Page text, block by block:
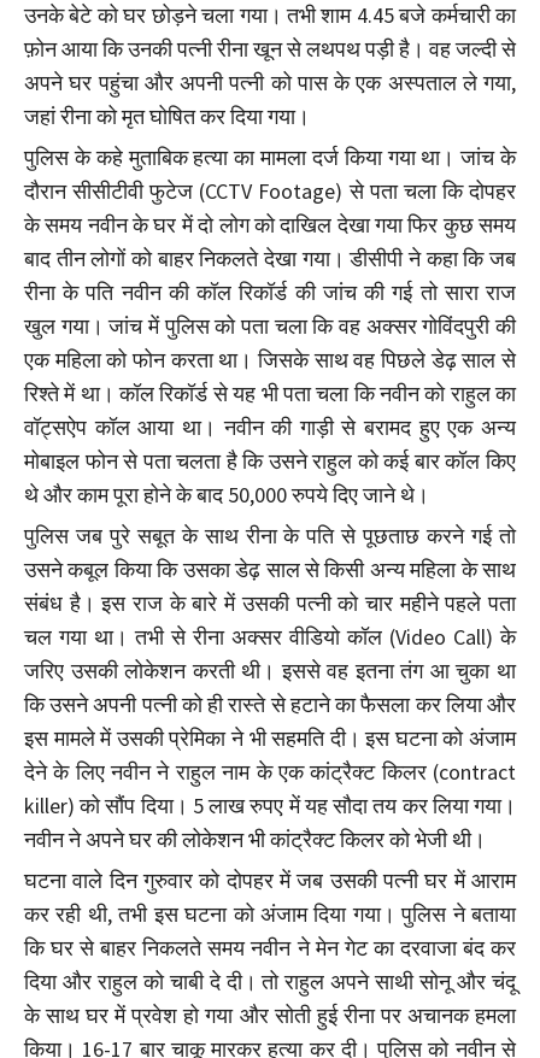
उनके बेटे को घर छोड़ने चला गया। तभी शाम 4.45 बजे कर्मचारी का
फ़ोन आया कि उनकी पत्नी रीना खून से लथपथ पड़ी है। वह जल्दी से
अपने घर पहुंचा और अपनी पत्नी को पास के एक अस्पताल ले गया,
जहां रीना को मृत घोषित कर दिया गया।
पुलिस के कहे मुताबिक हत्या का मामला दर्ज किया गया था। जांच के
दौरान सीसीटीवी फुटेज (CCTV Footage) से पता चला कि दोपहर
के समय नवीन के घर में दो लोग को दाखिल देखा गया फिर कुछ समय
बाद तीन लोगों को बाहर निकलते देखा गया। डीसीपी ने कहा कि जब
रीना के पति नवीन की कॉल रिकॉर्ड की जांच की गई तो सारा राज
खुल गया। जांच में पुलिस को पता चला कि वह अक्सर गोविंदपुरी की
एक महिला को फोन करता था। जिसके साथ वह पिछले डेढ़ साल से
रिश्ते में था। कॉल रिकॉर्ड से यह भी पता चला कि नवीन को राहुल का
वॉट्सऐप कॉल आया था। नवीन की गाड़ी से बरामद हुए एक अन्य
मोबाइल फोन से पता चलता है कि उसने राहुल को कई बार कॉल किए
थे और काम पूरा होने के बाद 50,000 रुपये दिए जाने थे।
पुलिस जब पुरे सबूत के साथ रीना के पति से पूछताछ करने गई तो
उसने कबूल किया कि उसका डेढ़ साल से किसी अन्य महिला के साथ
संबंध है। इस राज के बारे में उसकी पत्नी को चार महीने पहले पता
चल गया था। तभी से रीना अक्सर वीडियो कॉल (Video Call) के
जरिए उसकी लोकेशन करती थी। इससे वह इतना तंग आ चुका था
कि उसने अपनी पत्नी को ही रास्ते से हटाने का फैसला कर लिया और
इस मामले में उसकी प्रेमिका ने भी सहमति दी। इस घटना को अंजाम
देने के लिए नवीन ने राहुल नाम के एक कांट्रैक्ट किलर (contract
killer) को सौंप दिया। 5 लाख रुपए में यह सौदा तय कर लिया गया।
नवीन ने अपने घर की लोकेशन भी कांट्रैक्ट किलर को भेजी थी।
घटना वाले दिन गुरुवार को दोपहर में जब उसकी पत्नी घर में आराम
कर रही थी, तभी इस घटना को अंजाम दिया गया। पुलिस ने बताया
कि घर से बाहर निकलते समय नवीन ने मेन गेट का दरवाजा बंद कर
दिया और राहुल को चाबी दे दी। तो राहुल अपने साथी सोनू और चंदू
के साथ घर में प्रवेश हो गया और सोती हुई रीना पर अचानक हमला
किया। 16-17 बार चाकू मारकर हत्या कर दी। पुलिस को नवीन से